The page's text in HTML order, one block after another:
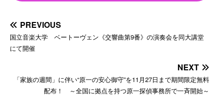
PREVIOUS
国立音楽大学 ベートーヴェン《交響曲第9番》の演奏会を同大講堂
にて開催
NEXT
「家族の週間」に伴い“原一の安心御守”を11月27日まで期間限定無料
配布！ ～全国に拠点を持つ原一探偵事務所で一斉開始～